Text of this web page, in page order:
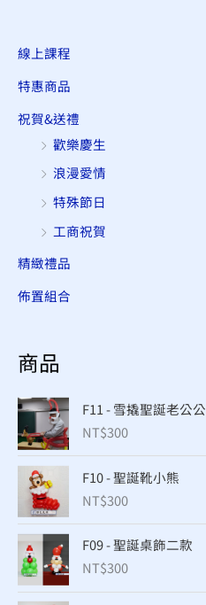
線上課程
特惠商品
祝賀&送禮
歡樂慶生
浪漫愛情
特殊節日
工商祝賀
精緻禮品
佈置組合
商品
F11 - 雪撬聖誕老公公
NT$300
F10 - 聖誕靴小熊
NT$300
F09 - 聖誕桌飾二款
NT$300